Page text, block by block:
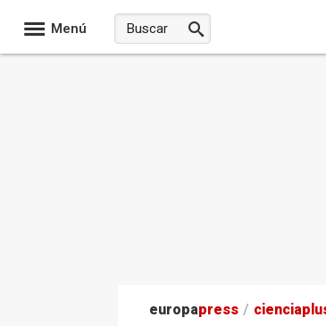
Menú
europapress / ciencia